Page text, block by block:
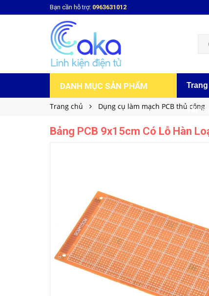
Bạn cần hỗ trợ: 0963631012
DANH MỤC SẢN PHẨM
Tài
Trang chủ Dụng cụ làm mạch PCB thủ công
Bảng PCB 9x15cm Có Lỗ Hàn
Bảng PCB 9x15cm Có Lỗ Hàn Loại Thường